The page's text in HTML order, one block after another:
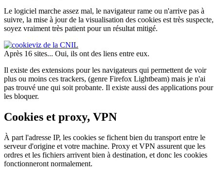
Le logiciel marche assez mal, le navigateur rame ou n'arrive pas à
suivre, la mise à jour de la visualisation des cookies est très suspecte,
soyez vraiment très patient pour un résultat mitigé.
Après 16 sites... Oui, ils ont des liens entre eux.
Il existe des extensions pour les navigateurs qui permettent de voir
plus ou moins ces trackers, (genre Firefox Lightbeam) mais je n'ai
pas trouvé une qui soit probante. Il existe aussi des applications pour
les bloquer.
Cookies et proxy, VPN
À part l'adresse IP, les cookies se fichent bien du transport entre le
serveur d'origine et votre machine. Proxy et VPN assurent que les
ordres et les fichiers arrivent bien à destination, et donc les cookies
fonctionneront normalement.